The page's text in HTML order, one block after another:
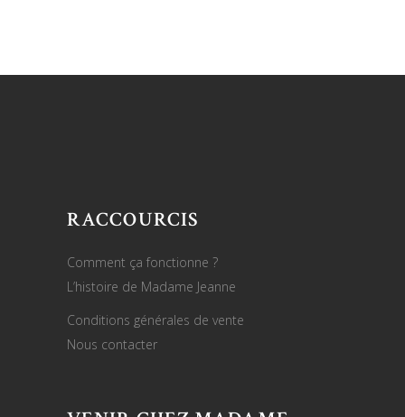
RACCOURCIS
Comment ça fonctionne ?
L’histoire de Madame Jeanne
Conditions générales de vente
Nous contacter